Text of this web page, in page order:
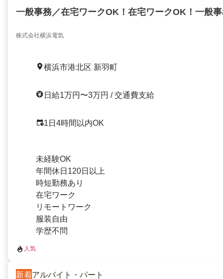
一般事務／在宅ワークOK！在宅ワークOK！一般
株式会社横浜電気
横浜市港北区 新羽町
日給1万円〜3万円 / 交通費支給
1日4時間以内OK
未経験OK
年間休日120日以上
時短勤務あり
在宅ワーク
リモートワーク
服装自由
学歴不問
人気
新着アルバイト・パート